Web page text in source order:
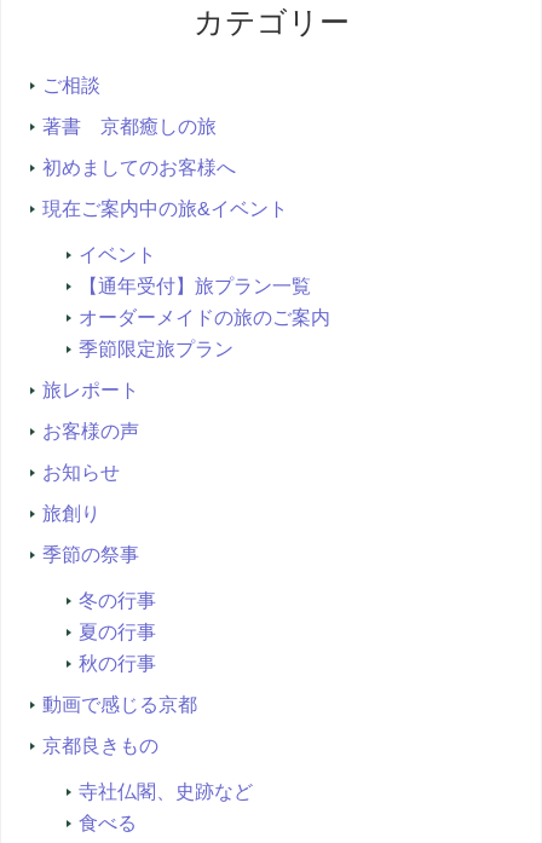
カテゴリー
ご相談
著書 京都癒しの旅
初めましてのお客様へ
現在ご案内中の旅&イベント
イベント
【通年受付】旅プラン一覧
オーダーメイドの旅のご案内
季節限定旅プラン
旅レポート
お客様の声
お知らせ
旅創り
季節の祭事
冬の行事
夏の行事
秋の行事
動画で感じる京都
京都良きもの
寺社仏閣、史跡など
食べる